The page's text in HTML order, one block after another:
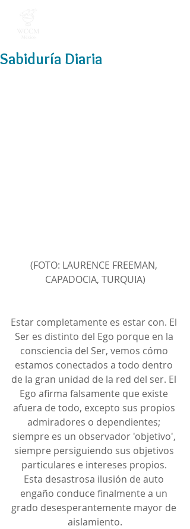
Sabiduría Diaria
(FOTO: LAURENCE FREEMAN,
CAPADOCIA, TURQUIA)
Estar completamente es estar con. El
Ser es distinto del Ego porque en la
consciencia del Ser, vemos cómo
estamos conectados a todo dentro
de la gran unidad de la red del ser. El
Ego afirma falsamente que existe
afuera de todo, excepto sus propios
admiradores o dependientes;
siempre es un observador 'objetivo',
siempre persiguiendo sus objetivos
particulares e intereses propios.
Esta desastrosa ilusión de auto
engaño conduce finalmente a un
grado desesperantemente mayor de
aislamiento.